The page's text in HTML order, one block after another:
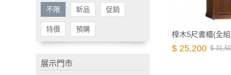
不限 新品 促銷
特價 預購
展示門市
樟木5尺書櫃(全
$ 25,200 $